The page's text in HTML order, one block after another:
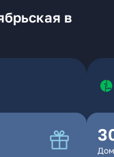
в